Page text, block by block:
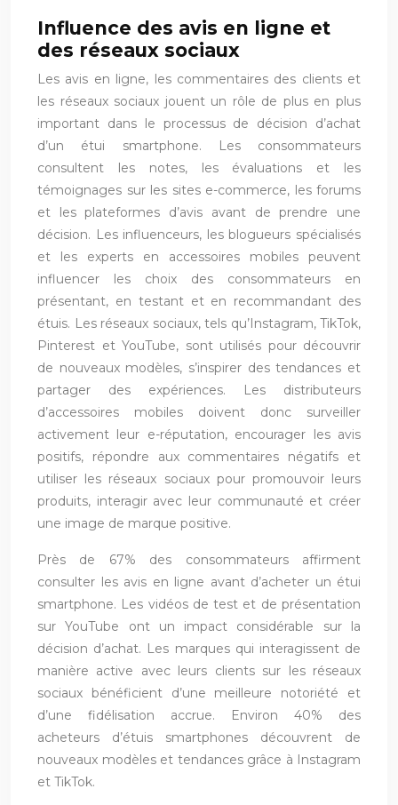
Influence des avis en ligne et
des réseaux sociaux
Les avis en ligne, les commentaires des clients et
les réseaux sociaux jouent un rôle de plus en plus
important dans le processus de décision d’achat
d’un étui smartphone. Les consommateurs
consultent les notes, les évaluations et les
témoignages sur les sites e-commerce, les forums
et les plateformes d’avis avant de prendre une
décision. Les influenceurs, les blogueurs spécialisés
et les experts en accessoires mobiles peuvent
influencer les choix des consommateurs en
présentant, en testant et en recommandant des
étuis. Les réseaux sociaux, tels qu’Instagram, TikTok,
Pinterest et YouTube, sont utilisés pour découvrir
de nouveaux modèles, s’inspirer des tendances et
partager des expériences. Les distributeurs
d’accessoires mobiles doivent donc surveiller
activement leur e-réputation, encourager les avis
positifs, répondre aux commentaires négatifs et
utiliser les réseaux sociaux pour promouvoir leurs
produits, interagir avec leur communauté et créer
une image de marque positive.
Près de 67% des consommateurs affirment
consulter les avis en ligne avant d’acheter un étui
smartphone. Les vidéos de test et de présentation
sur YouTube ont un impact considérable sur la
décision d’achat. Les marques qui interagissent de
manière active avec leurs clients sur les réseaux
sociaux bénéficient d’une meilleure notoriété et
d’une fidélisation accrue. Environ 40% des
acheteurs d’étuis smartphones découvrent de
nouveaux modèles et tendances grâce à Instagram
et TikTok.